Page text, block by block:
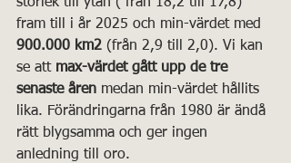
fram till i år 2025 och min-värdet med
900.000 km2 (från 2,9 till 2,0). Vi kan
se att max-värdet gått upp de tre
senaste åren medan min-värdet hållits
lika. Förändringarna från 1980 är ändå
rätt blygsamma och ger ingen
anledning till oro.